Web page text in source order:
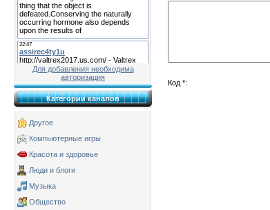
Для добавления необходима
авторизация
Категории каналов
Другое
Компьютерные игры
Красота и здоровье
Люди и блоги
Музыка
Общество
Код *: